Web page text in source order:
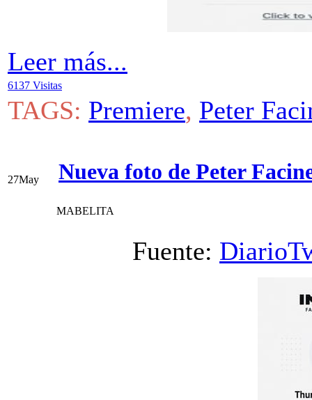
Leer más...
6137 Visitas
TAGS: Premiere, Peter
27May Nueva foto de Peter
MABELITA
Fuente: